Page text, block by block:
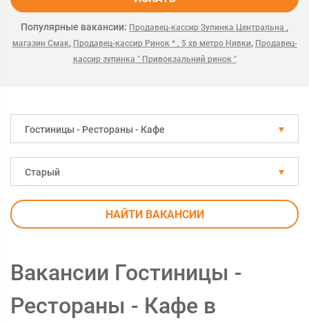
Популярные вакансии: Продавец-кассир Зупинка Центральна ,
магазин Смак, Продавец-кассир Ринок * , 5 хв метро Нивки, Продавец-
кассир зупинка " Привокзальний ринок "
Гостиницы - Рестораны - Кафе
Старый
НАЙТИ ВАКАНСИИ
Вакансии Гостиницы -
Рестораны - Кафе в